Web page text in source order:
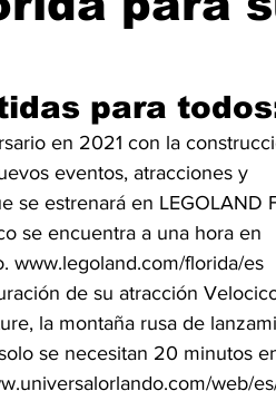
Digital
Felicidad Música DJing
para
en 2021 con la
eventos, atracciones y
se estrenará en LEGOLAND
se encuentra a una hora en
www.legoland.com/florida/es
de su atracción
la montaña rusa de
se necesitan 20 minutos
web/